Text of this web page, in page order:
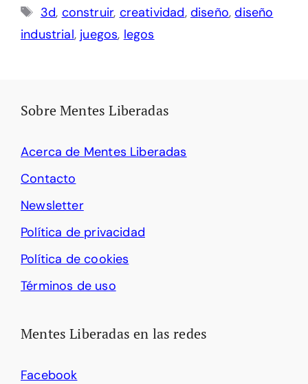
Etiquetas
3d, construir, creatividad, diseño,diseño
industrial, juegos, legos
Sobre Mentes Liberadas
Acerca de Mentes Liberadas
Contacto
Newsletter
Política de privacidad
Política de cookies
Términos de uso
Mentes Liberadas en las redes
Facebook